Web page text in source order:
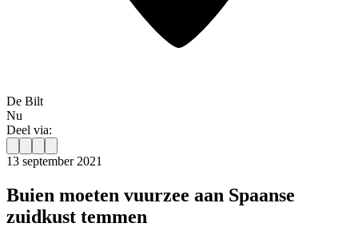
De Bilt
Nu
Deel via:
13 september 2021
Buien moeten vuurzee aan Spaanse
zuidkust temmen